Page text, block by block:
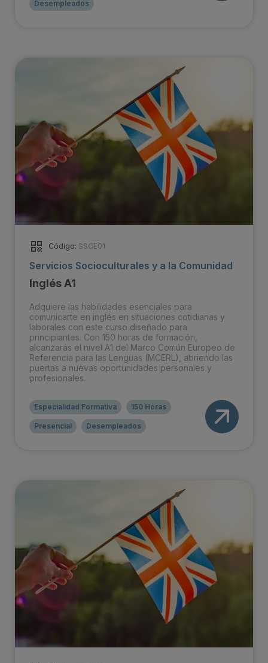
Desempleados
Código: SSCE01
Servicios Socioculturales y a la Comunidad
Inglés A1
Adquiere las habilidades esenciales para
comunicarte en inglés en situaciones cotidianas y
laborales con este curso diseñado para
principiantes. Con 150 horas de formación,
alcanzarás el nivel A1 del Marco Común Europeo de
Referencia para las Lenguas (MCERL), abriendo las
puertas a nuevas oportunidades personales y
profesionales.
Especialidad Formativa 150 Horas
Presencial Desempleados